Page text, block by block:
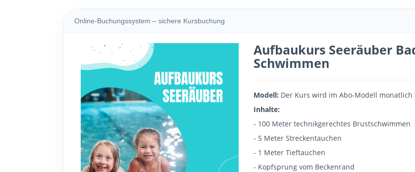
Online-Buchungssystem – sichere Kursbuchung